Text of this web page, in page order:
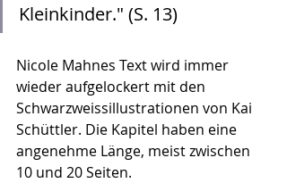
Kleinkinder." (S. 13)
Nicole Mahnes Text wird immer
wieder aufgelockert mit den
Schwarzweissillustrationen von Kai
Schüttler. Die Kapitel haben eine
angenehme Länge, meist zwischen
10 und 20 Seiten.